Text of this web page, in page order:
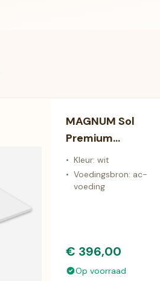
MAGNUM Sol
Premium
Infrarood
Plafondverwarmin
g (750 Watt)
• Kleur: wit
• Voedingsbron: ac-
voeding
€ 396,00
Op voorraad